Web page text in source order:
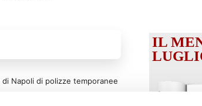
di Napoli di polizze temporanee
IL